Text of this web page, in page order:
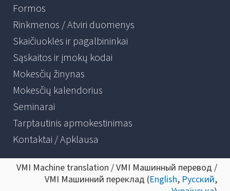
Formos
Rinkmenos / Atviri duomenys
Skaičiuoklės ir pagalbininkai
Sąskaitos ir įmokų kodai
Mokesčių žinynas
Mokesčių kalendorius
Seminarai
Tarptautinis apmokestinimas
Kontaktai / Apklausa
VMI Machine translation / VMI Машинный перевод /
VMI Машинний переклад (English, Русский,